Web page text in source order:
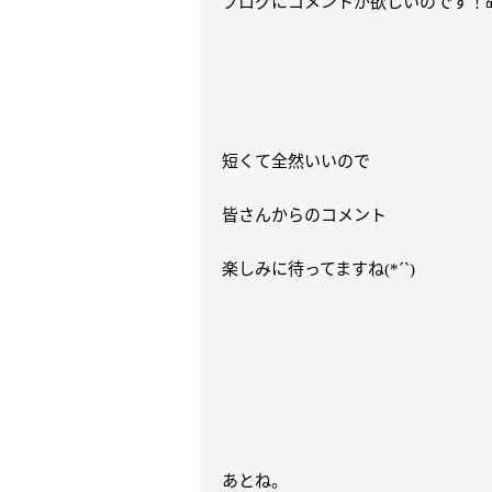
短くて全然いいので
皆さんからのコメント
楽しみに待ってますね(*´`)
あとね。